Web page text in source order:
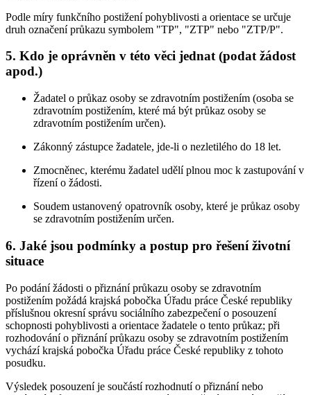
Podle míry funkčního postižení pohyblivosti a orientace se určuje
druh označení průkazu symbolem "TP", "ZTP" nebo "ZTP/P".
5. Kdo je oprávněn v této věci jednat (podat žádost
apod.)
Žadatel o průkaz osoby se zdravotním postižením (osoba se
zdravotním postižením, které má být průkaz osoby se
zdravotním postižením určen).
Zákonný zástupce žadatele, jde-li o nezletilého do 18 let.
Zmocněnec, kterému žadatel udělí plnou moc k zastupování v
řízení o žádosti.
Soudem ustanovený opatrovník osoby, které je průkaz osoby
se zdravotním postižením určen.
6. Jaké jsou podmínky a postup pro řešení životní
situace
Po podání žádosti o přiznání průkazu osoby se zdravotním
postižením požádá krajská pobočka Úřadu práce České republiky
příslušnou okresní správu sociálního zabezpečení o posouzení
schopnosti pohyblivosti a orientace žadatele o tento průkaz; při
rozhodování o přiznání průkazu osoby se zdravotním postižením
vychází krajská pobočka Úřadu práce České republiky z tohoto
posudku.
Výsledek posouzení je součástí rozhodnutí o přiznání nebo